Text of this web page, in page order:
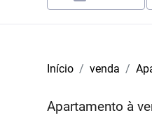
Início venda
Apartamento à